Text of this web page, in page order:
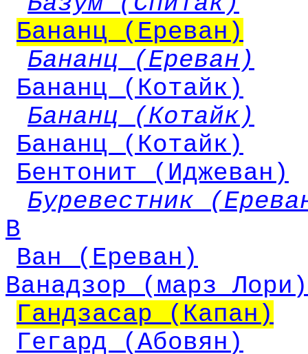
Бананц (Ереван)
Бананц (Ереван)
Бананц (Котайк)
Бананц (Котайк)
Бананц (Котайк)
Бентонит (Иджеван)
Буревестник
В
Ван (Ереван)
Ванадзор (марз Лори)
Гандзасар (Капан)
Гегард (Абовян)